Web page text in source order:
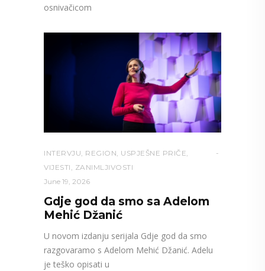
osnivačicom
INTERVJU, REGION, USPJEŠNE PRIČE,
VIJESTI , ZANIMLJIVOSTI
June 19, 2026
Gdje god da smo sa Adelom
Mehić Džanić
U novom izdanju serijala Gdje god da smo
razgovaramo s Adelom Mehić Džanić. Adelu
je teško opisati u